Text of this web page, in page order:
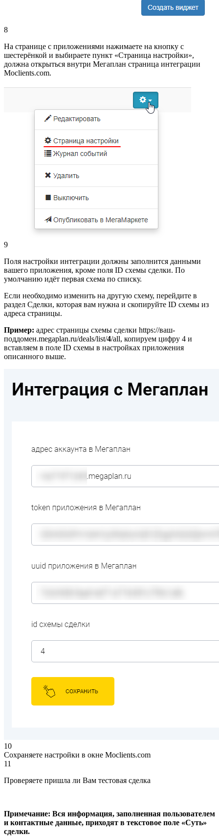
8
На странице с приложениями нажимаете на кнопку с
шестерёнкой и выбираете пункт «Страница настройки»,
должна открыться внутри Мегаплан страница интеграции
Moclients.com.
9
Поля настройки интеграции должны заполнится данными
вашего приложения, кроме поля ID схемы сделки. По
умолчанию идёт первая схема по списку.
Если необходимо изменить на другую схему, перейдите в
раздел Сделки, которая вам нужна и скопируйте ID схемы из
адреса страницы.
Пример: адрес страницы схемы сделки https://ваш-
поддомен.megaplan.ru/deals/list/4/all, копируем цифру 4 и
вставляем в поле ID схемы в настройках приложения
описанного выше.
10
Сохраняете настройки в окне Moclients.com
11
Проверяете пришла ли Вам тестовая сделка
Примечание: Вся информация, заполненная пользователем
и контактные данные, приходят в текстовое поле «Суть»
сделки.